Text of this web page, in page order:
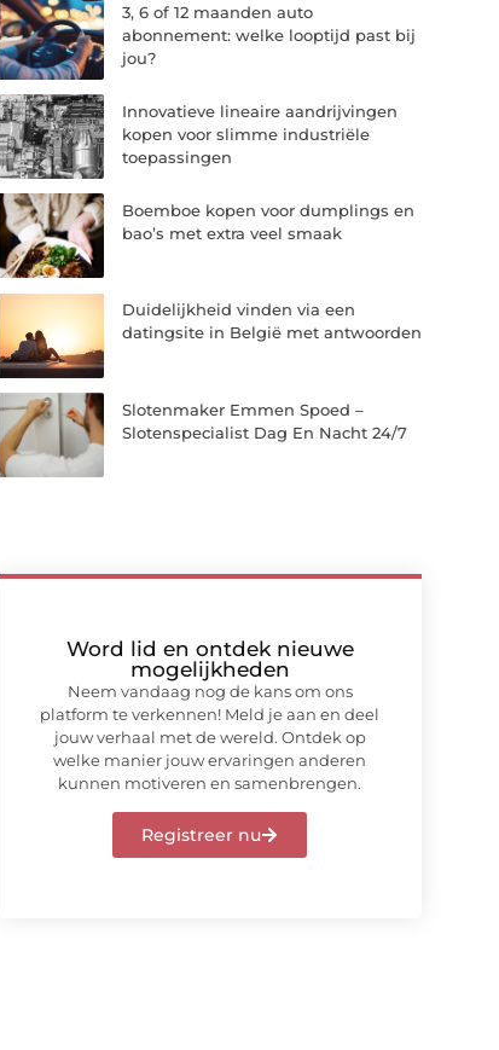
3, 6 of 12 maanden auto
abonnement: welke looptijd past bij
jou?
Innovatieve lineaire aandrijvingen
kopen voor slimme industriële
toepassingen
Boemboe kopen voor dumplings en
bao’s met extra veel smaak
Duidelijkheid vinden via een
datingsite in België met antwoorden
Slotenmaker Emmen Spoed –
Slotenspecialist Dag En Nacht 24/7
Word lid en ontdek nieuwe
mogelijkheden
Neem vandaag nog de kans om ons
platform te verkennen! Meld je aan en deel
jouw verhaal met de wereld. Ontdek op
welke manier jouw ervaringen anderen
kunnen motiveren en samenbrengen.
Registreer nu